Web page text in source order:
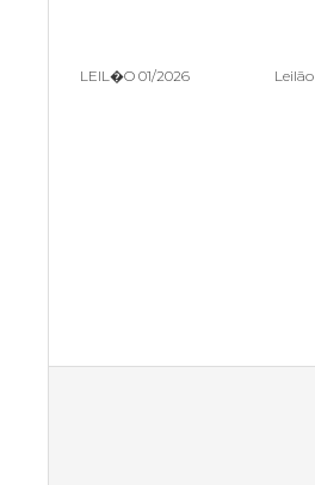
LEIL�O 01/2026 Leilão